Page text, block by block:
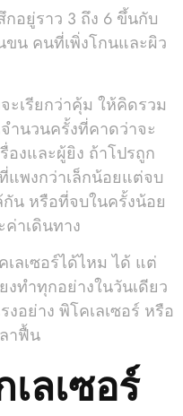
อยู่ราว 3 ถึง 6 ขึ้นกับ
ขน คนที่เพิ่งโกนและผิว
ะเรียกว่าคุ้ม ให้คิดรวม
ำนวนครั้งที่คาดว่าจะ
งและผู้ยิง ถ้าโปรถูก
แพงกว่าเล็กน้อยแต่จบ
น หรือที่จบในครั้งน้อย
าเดินทาง
ลเซอร์ได้ไหม ได้ แต่
ทำทุกอย่างในวันเดียว
อย่าง พิโคเลเซอร์ หรือ
าฟื้น
ลเซอร์